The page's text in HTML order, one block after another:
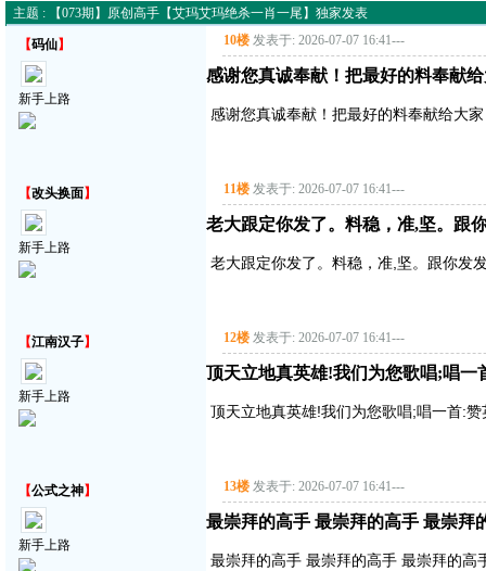
主题 : 【073期】原创高手【艾玛艾玛绝杀一肖一尾】独家发表
【码仙】
新手上路
10楼 发表于: 2026-07-07 16:41---
感谢您真诚奉献！把最好的料奉献
感谢您真诚奉献！把最好的料奉献给大
【改头换面】
新手上路
11楼 发表于: 2026-07-07 16:41---
老大跟定你发了。料稳，准,坚。跟
老大跟定你发了。料稳，准,坚。跟你发
【江南汉子】
新手上路
12楼 发表于: 2026-07-07 16:41---
顶天立地真英雄!我们为您歌唱;唱一
顶天立地真英雄!我们为您歌唱;唱一首:
【公式之神】
新手上路
13楼 发表于: 2026-07-07 16:41---
最崇拜的高手 最崇拜的高手 最崇拜
最崇拜的高手 最崇拜的高手 最崇拜的高